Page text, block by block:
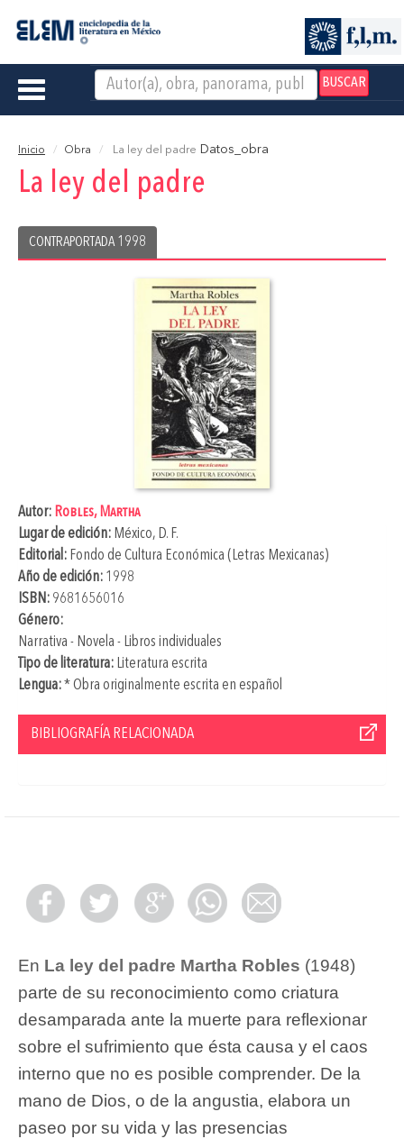
BUSCAR
Toggle
Inicio Obra La ley del padre Datos_obra
La ley del padre
CONTRAPORTADA 1998
Autor: Robles, Martha
Lugar de edición: México, D. F.
Editorial: Fondo de Cultura Económica (Letras Mexicanas)
Año de edición: 1998
ISBN: 9681656016
Género:
Narrativa - Novela - Libros individuales
Tipo de literatura: Literatura escrita
Lengua:* Obra originalmente escrita en español
BIBLIOGRAFÍA RELACIONADA
En La ley del padre Martha Robles (1948)
parte de su reconocimiento como criatura
desamparada ante la muerte para reflexionar
sobre el sufrimiento que ésta causa y el caos
interno que no es posible comprender. De la
mano de Dios, o de la angustia, elabora un
paseo por su vida y las presencias